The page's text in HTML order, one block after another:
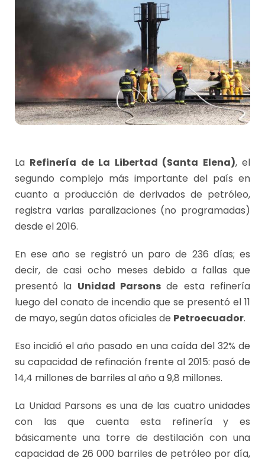
La Refinería de La Libertad (Santa Elena), el
segundo complejo más importante del país en
cuanto a producción de derivados de petróleo,
registra varias paralizaciones (no programadas)
desde el 2016.
En ese año se registró un paro de 236 días; es
decir, de casi ocho meses debido a fallas que
presentó la Unidad Parsons de esta refinería
luego del conato de incendio que se presentó el 11
de mayo, según datos oficiales de Petroecuador.
Eso incidió el año pasado en una caída del 32% de
su capacidad de refinación frente al 2015: pasó de
14,4 millones de barriles al año a 9,8 millones.
La Unidad Parsons es una de las cuatro unidades
con las que cuenta esta refinería y es
básicamente una torre de destilación con una
capacidad de 26 000 barriles de petróleo por día,